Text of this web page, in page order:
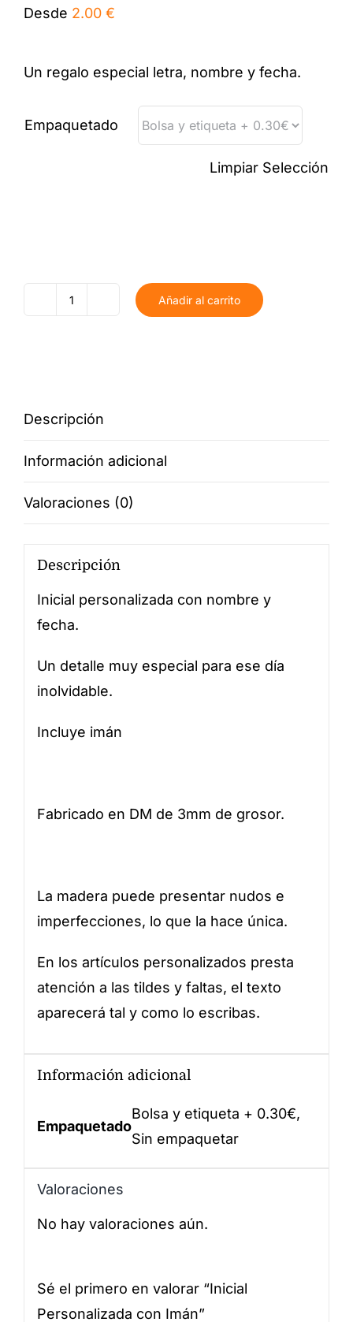
Desde 2.00 €
Un regalo especial letra, nombre y fecha.
Empaquetado
Limpiar Selección
cantidad
Añadir al carrito
Descripción
Información adicional
Valoraciones (0)
Descripción
Inicial personalizada con nombre y
fecha.
Un detalle muy especial para ese día
inolvidable.
Incluye imán
Fabricado en DM de 3mm de grosor.
La madera puede presentar nudos e
imperfecciones, lo que la hace única.
En los artículos personalizados presta
atención a las tildes y faltas, el texto
aparecerá tal y como lo escribas.
Información adicional
Empaquetado
Bolsa y etiqueta + 0.30€,
Sin empaquetar
Valoraciones
No hay valoraciones aún.
Sé el primero en valorar “Inicial
Personalizada con Imán”